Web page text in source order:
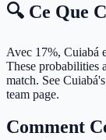
🔍 Ce Que
Avec 17%, Cuiabá
These probabilities
match. See
team page.
Comment